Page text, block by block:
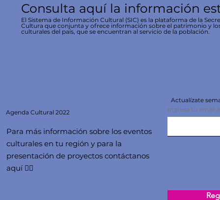
Consulta aquí la información
El Sistema de Información Cultural (SIC) es la plataforma de la
Cultura que conjunta y ofrece información sobre el patrimonio y
culturales del país, que se encuentran al servicio de la población.
Agenda Cultural 2022
Para más información sobre los eventos
culturales en tu región y para la
presentación de proyectos contáctanos
aquí 👇🏻
Actualízate
Ingresa tu email